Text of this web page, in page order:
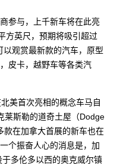
参与，上千新车将在此亮
方英尺，预期将吸引超过
观赏最新款的汽车，原型
皮卡，越野车等各类汽
美首次亮相的概念车马自
莱斯勒的道奇土屋（Dodge
款在加拿大首展的新车也在
个振奋人心的消息是，加
多伦多以西的奥克威尔镇